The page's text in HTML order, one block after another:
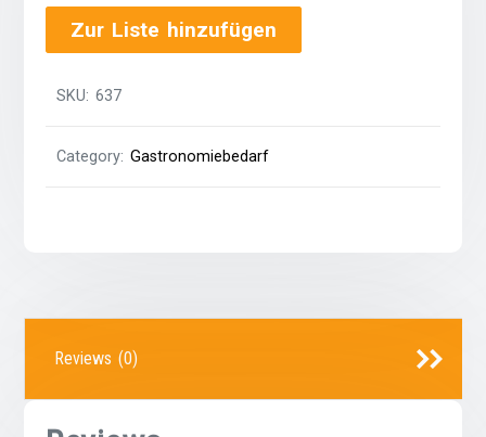
Zur Liste hinzufügen
SKU:637
Category:Gastronomiebedarf
Reviews (0)